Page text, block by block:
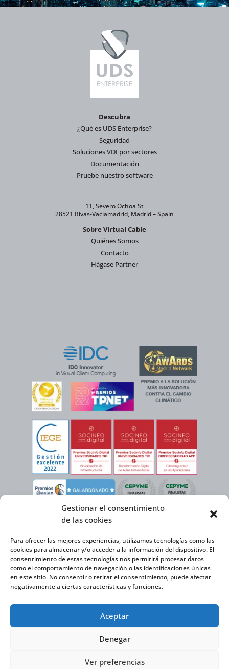
Gestionar el consentimiento
de las cookies
Para ofrecer las mejores experiencias, utilizamos tecnologías como las
cookies para almacenar y/o acceder a la información del dispositivo. El
consentimiento de estas tecnologías nos permitirá procesar datos
como el comportamiento de navegación o las identificaciones únicas
en este sitio. No consentir o retirar el consentimiento, puede afectar
negativamente a ciertas características y funciones.
Aceptar
Denegar
Ver preferencias
Descubra
¿Qué es UDS Enterprise?
Seguridad
Soluciones VDI por sectores
Documentación
Pruebe nuestro software
11, Severo Ochoa St
28521 Rivas-Vaciamadrid, Madrid – Spain
Sobre Virtual Cable
Quiénes Somos
Contacto
Hágase Partner
Instituto Español de Comercio Exterior y la cofinanciación del FEDER para
desarrollar su Plan de Expansión Internacional 2020-2025.